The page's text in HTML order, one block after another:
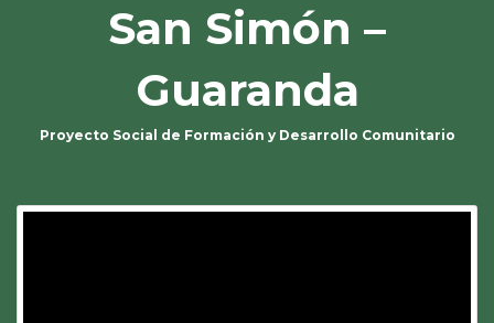
San Simón –
Guaranda
Proyecto Social de Formación y Desarrollo Comunitario